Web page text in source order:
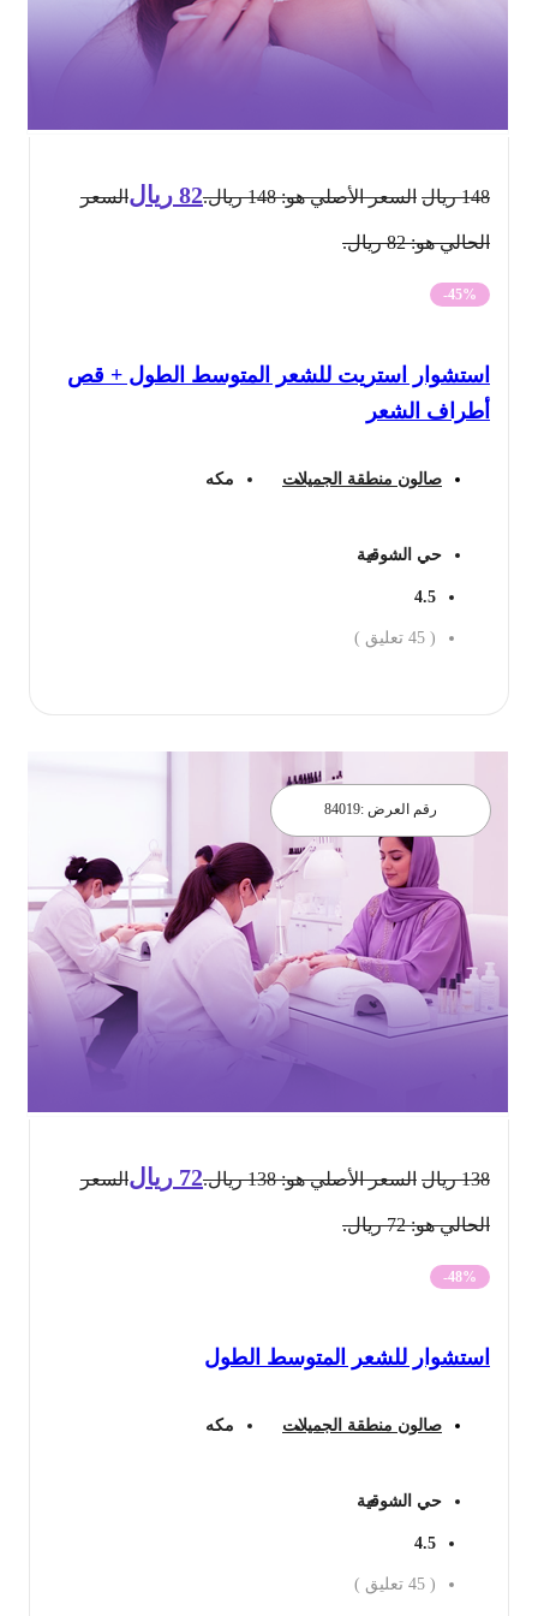
ريال السعر الأصلي هو: 148 ريال. 82 ريالالسعر
الحالي هو: 82 ريال.
-45%
استشوار استريت للشعر المتوسط الطول + قص
أطراف الشعر
صالون منطقة الجميلات مكه
حي الشوقية
4.5
45 تعليق )
رقم العرض : 84019
ريال السعر الأصلي هو: 138 ريال. 72 ريالالسعر
الحالي هو: 72 ريال.
-48%
استشوار للشعر المتوسط الطول
صالون منطقة الجميلات مكه
حي الشوقية
4.5
45 تعليق )